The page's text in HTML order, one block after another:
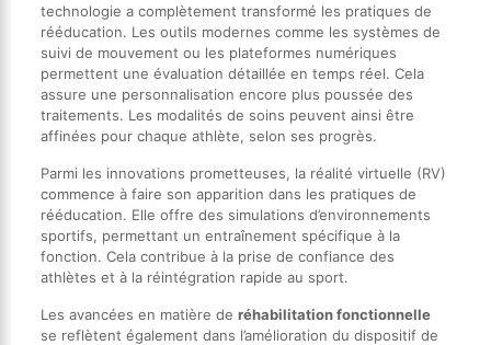
technologie a complètement transformé les pratiques de
rééducation. Les outils modernes comme les systèmes de
suivi de mouvement ou les plateformes numériques
permettent une évaluation détaillée en temps réel. Cela
assure une personnalisation encore plus poussée des
traitements. Les modalités de soins peuvent ainsi être
affinées pour chaque athlète, selon ses progrès.
Parmi les innovations prometteuses, la réalité virtuelle (RV)
commence à faire son apparition dans les pratiques de
rééducation. Elle offre des simulations d’environnements
sportifs, permettant un entraînement spécifique à la
fonction. Cela contribue à la prise de confiance des
athlètes et à la réintégration rapide au sport.
Les avancées en matière de réhabilitation fonctionnelle
se reflètent également dans l’amélioration du dispositif de